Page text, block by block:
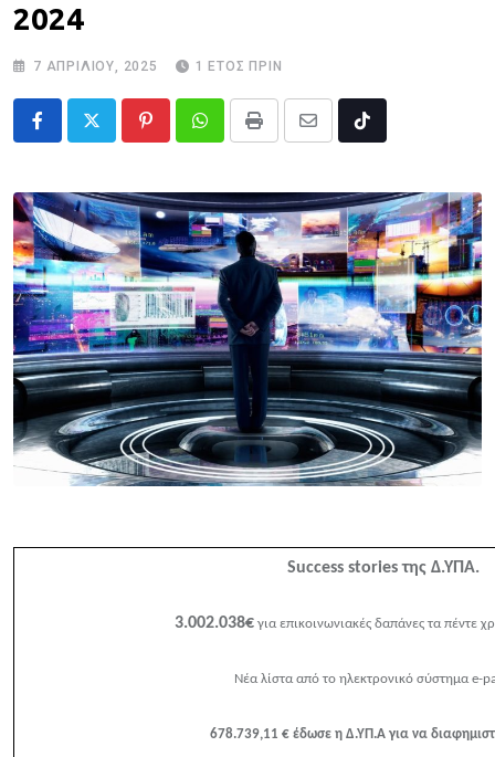
2024
7 ΑΠΡΙΛΊΟΥ, 2025 1 ΈΤΟΣ ΠΡΙΝ
PinterestWhatsappPrint
Share
Email
Tiktok
Success storiesτης Δ.ΥΠΑ.
3.002.038€ για επικοινωνιακές δαπάνες τα πέντε
Νέα λίστα από το ηλεκτρονικό σύστημαe-
678.739,11 € έδωσε η Δ.ΥΠ.Α για να